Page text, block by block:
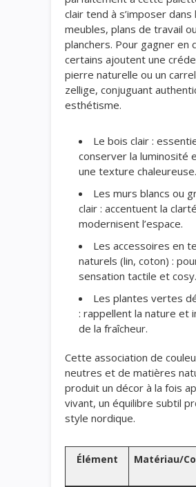
clair tend à s’imposer dans
meubles, plans de travail ou
planchers. Pour gagner en
certains ajoutent une
pierre naturelle ou un
zellige, conjuguant
esthétisme.
Le bois clair :
conserver la luminosité
une texture chaleureuse.
Les murs blancs ou
clair : accentuent la
modernisent l’espace.
Les accessoires en
naturels (lin, coton) :
sensation tactile et cosy.
Les plantes vertes
: rappellent la nature et
de la fraîcheur.
Cette association de
neutres et de matières
produit un décor à la fois
vivant, un équilibre subtil
style nordique.
Élément Matériau/